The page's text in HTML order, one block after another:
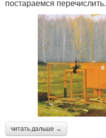
постараемся перечислить.
читать дальше →